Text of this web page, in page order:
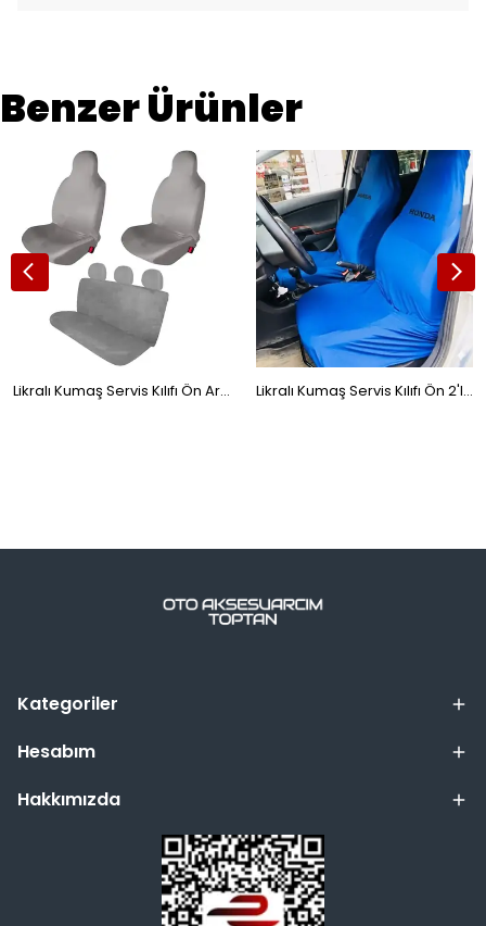
Benzer Ürünler
Likralı Kumaş Servis Kılıfı Ön Arka Gri Likralı Kumaş Servis Kılıfı Ön 2'li Honda Yazılı Mavi
Kategoriler
Hesabım
Hakkımızda